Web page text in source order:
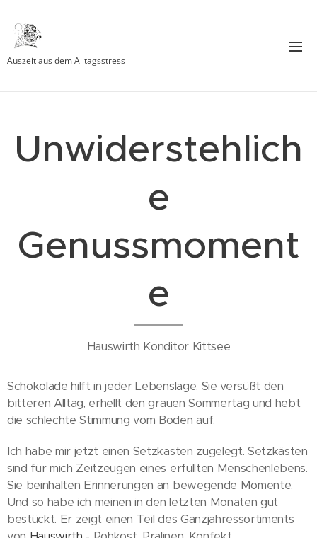
Auszeit aus dem Alltagsstress
Unwiderstehlich
e
Genussmoment
e
Hauswirth Konditor Kittsee
Schokolade hilft in jeder Lebenslage. Sie versüßt den
bitteren Alltag, erhellt den grauen Sommertag und hebt
die schlechte Stimmung vom Boden auf.
Ich habe mir jetzt einen Setzkasten zugelegt. Setzkästen
sind für mich Zeitzeugen eines erfüllten Menschenlebens.
Sie beinhalten Erinnerungen an bewegende Momente.
Und so habe ich meinen in den letzten Monaten gut
bestückt. Er zeigt einen Teil des Ganzjahressortiments